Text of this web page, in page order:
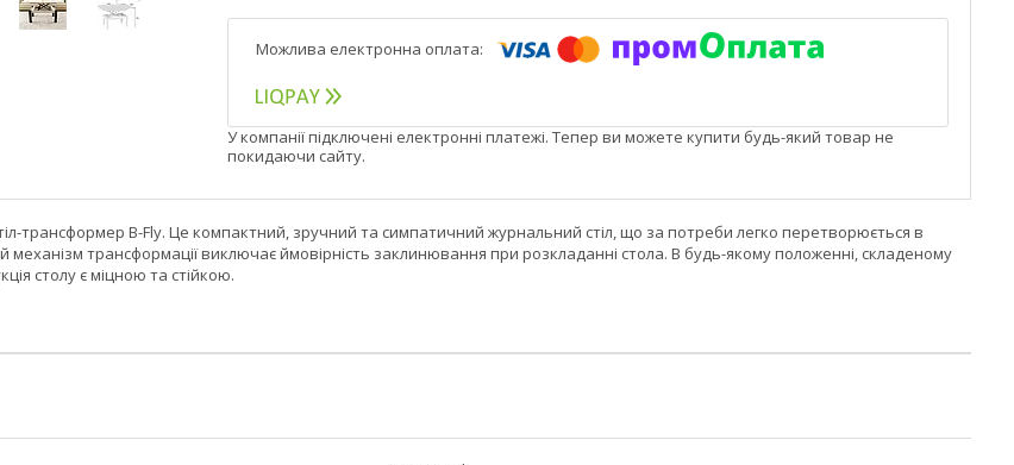
У компанії підключені електронні платежі. Тепер ви можете купити будь-який товар не
покидаючи сайту.
трансформер B-Fly. Це компактний, зручний та симпатичний журнальний стіл, що за потреби легко перетворюється в
механізм трансформації виключає ймовірність заклинювання при розкладанні стола. В будь-якому положенні, складеному
столу є міцною та стійкою.